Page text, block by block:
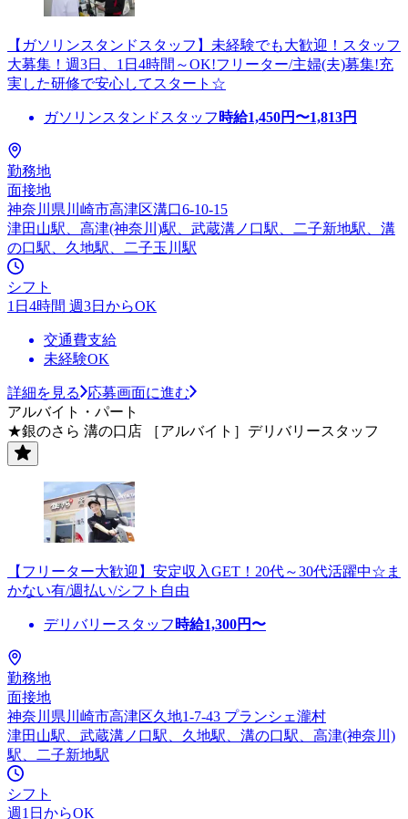
【ガソリンスタンドスタッフ】未経験でも大歓迎！スタッフ
大募集！週3日、1日4時間～OK!フリーター/主婦(夫)募集!充
実した研修で安心してスタート☆
ガソリンスタンドスタッフ 時給1,450円〜1,813円
勤務地
面接地
神奈川県川崎市高津区溝口6-10-15
津田山駅、高津(神奈川)駅、武蔵溝ノ口駅、二子新地駅、溝
の口駅、久地駅、二子玉川駅
シフト
1日4時間 週3日からOK
交通費支給
未経験OK
詳細を見る
応募画面に進む
アルバイト・パート
★銀のさら 溝の口店 ［アルバイト］デリバリースタッフ
【フリーター大歓迎】安定収入GET！20代～30代活躍中☆ま
かない有/週払い/シフト自由
デリバリースタッフ 時給1,300円〜
勤務地
面接地
神奈川県川崎市高津区久地1-7-43 プランシェ瀧村
津田山駅、武蔵溝ノ口駅、久地駅、溝の口駅、高津(神奈川)
駅、二子新地駅
シフト
週1日からOK